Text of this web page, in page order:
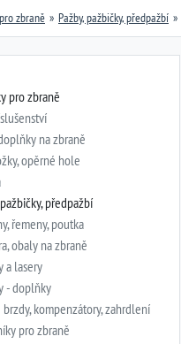
zbraně Pažby, pažbičky, předpažbí
pro zbraně
na zbraně
opěrné hole
předpažbí
řemeny, poutka
obaly na zbraně
a lasery
- doplňky
brzdy, kompenzátory, zahrdlení
pro zbraně